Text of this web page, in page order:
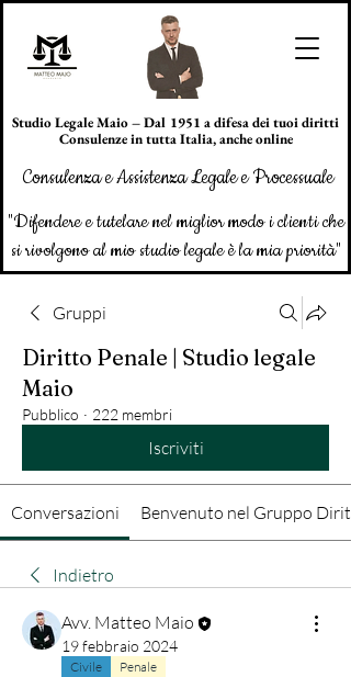
Studio Legale Maio – Dal 1951 a difesa dei tuoi diritti
Consulenze in tutta Italia, anche online
Consulenza e Assistenza Legale e Processuale
"Difendere e tutelare nel miglior modo i clienti che
si rivolgono al mio studio legale è la mia priorità"
Gruppi
Diritto Penale | Studio legale
Maio
Pubblico · 222 membri
Iscriviti
Conversazioni Benvenuto nel Gruppo
Indietro
Avv. Matteo Maio
19 febbraio 2024
Civile Penale